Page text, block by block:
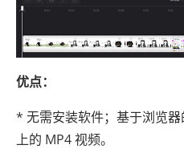
优点：
* 无需安装软件；基于浏览
上的 MP4 视频。